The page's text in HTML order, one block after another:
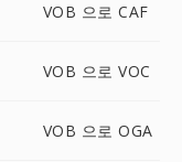
VOB 으로 CAF
VOB 으로 VOC
VOB 으로 OGA